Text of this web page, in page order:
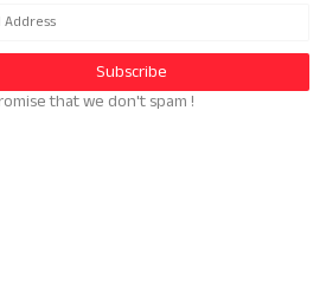
that we don't spam !